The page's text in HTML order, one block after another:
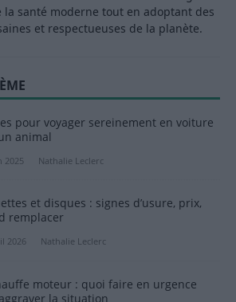
la santé moderne tout en adoptant des
et respectueuses de la planète.
pour voyager sereinement en voiture
animal
2025 Nathalie Leclerc
et disques : signes d’usure, prix,
remplacer
2026 Nathalie Leclerc
moteur : quoi faire en urgence
la situation